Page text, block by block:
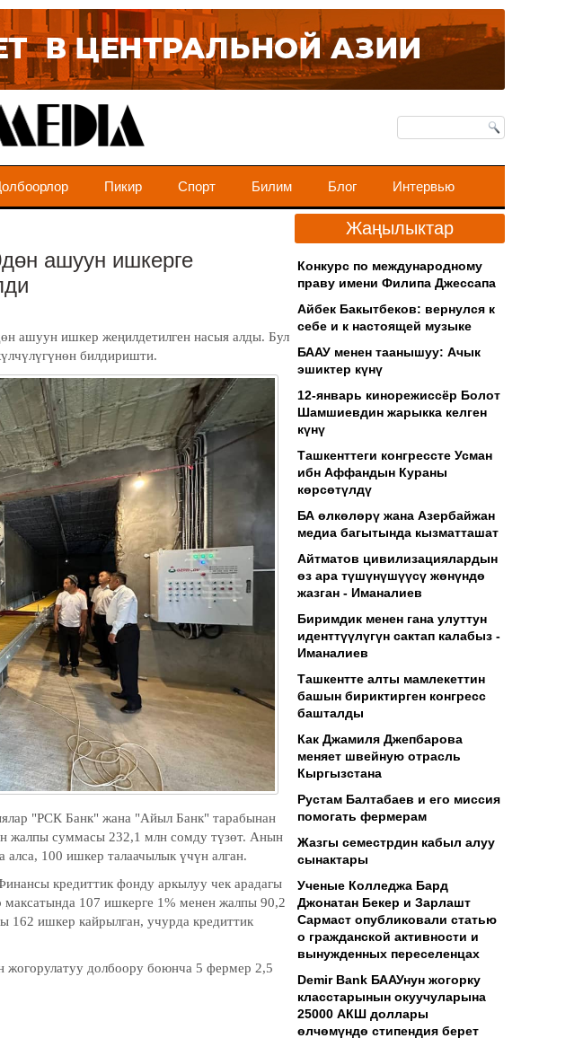
Пикир Спорт Билим Блог Интервью
ашуун ишкерге
ашуун ишкер жеңилдетилген насыя алды. Бул
билдиришти.
"РСК Банк" жана "Айыл Банк" тарабынан
жалпы суммасы 232,1 млн сомду түзөт. Анын
100 ишкер талаачылык үчүн алган.
кредиттик фонду аркылуу чек арадагы
107 ишкерге 1% менен жалпы 90,2
162 ишкер кайрылган, учурда кредиттик
жогорулатуу долбоору боюнча 5 фермер 2,5
Жаңылыктар
Конкурс по международному
праву имени Филипа Джессапа
Айбек Бакытбеков: вернулся к
себе и к настоящей музыке
БААУ менен таанышуу: Ачык
эшиктер күнү
12-январь кинорежиссёр Болот
Шамшиевдин жарыкка келген
күнү
Ташкенттеги конгрессте Усман
ибн Аффандын Кураны
көрсөтүлдү
БА өлкөлөрү жана Азербайжан
медиа багытында кызматташат
Айтматов цивилизациялардын
өз ара түшүнүшүүсү жөнүндө
жазган - Иманалиев
Биримдик менен гана улуттун
иденттүүлүгүн сактап калабыз -
Иманалиев
Ташкентте алты мамлекеттин
башын бириктирген конгресс
башталды
Как Джамиля Джепбарова
меняет швейную отрасль
Кыргызстана
Рустам Балтабаев и его миссия
помогать фермерам
Жазгы семестрдин кабыл алуу
сынактары
Ученые Колледжа Бард
Джонатан Бекер и Зарлашт
Сармаст опубликовали статью
о гражданской активности и
вынужденных переселенцах
Demir Bank БААУнун жогорку
класстарынын окуучуларына
25000 АКШ доллары
өлчөмүндө стипендия берет